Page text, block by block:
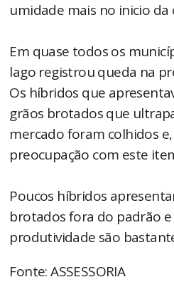
umidade mais no inicio da
Em quase todos os
lago registrou queda na
Os híbridos que
grãos brotados que
mercado foram colhidos
preocupação com este
Poucos híbridos
brotados fora do padrão e
produtividade são
Fonte: ASSESSORIA